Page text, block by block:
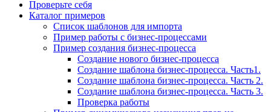
Проверьте себя
Каталог примеров
Список шаблонов для импорта
Пример работы с бизнес-процессами
Пример создания бизнес-процесса
Создание нового бизнес-процесса
Создание шаблона бизнес-процесса. Часть1.
Создание шаблона бизнес-процесса. Часть 2.
Создание шаблона бизнес-процесса. Часть 3.
Проверка работы